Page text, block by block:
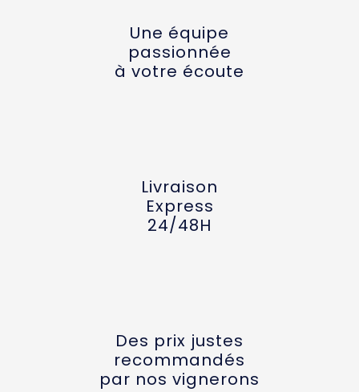
Une équipe
passionnée
à votre écoute
Livraison
Express
24/48H
Des prix justes
recommandés
par nos vignerons